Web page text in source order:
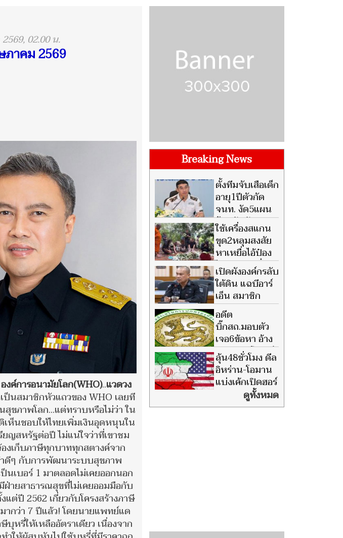
02.00 น.
ภาคม 2569
องค์การอนามัยโลก(WHO)..แวดวง
เป็นสมาชิกหัวแถวของ WHO เลยที
ขภาพโลก...แต่ทราบหรือไม่ว่า ใน
ห็นชอบให้ไทยเพิ่มเงินอุดหนุนใน
ยญสหรัฐต่อปี ไม่แน่ใจว่าที่เขาชม
งเก็บภาษีทุกบาททุกสตางค์จาก
ดีๆ กับการพัฒนาระบบสุขภาพ
นเบอร์ 1 มาตลอดไม่เคยออกนอก
ฝ่ายสาธารณสุขที่ไม่เคยออมมือกับ
ต่ปี 2562 เกี่ยวกับโครงสร้างภาษี
กว่า 7 ปีแล้ว! โดยนายแพทย์แด
หรี่ให้เหลืออัตราเดียว เนื่องจาก
Breaking News
ตั้งทีมจับเสือเด็ก
อายุ1ปีตัวกัด
จนท. งัด5แผน
ป้องกันภัย
ใช้เครื่องสแกน
ขุด2หลุมสงสัย
หาเหยื่อไอ้ป๋อง
ไม่เจอศพเพิ่ม
เปิดผังองค์กรลับ
ใต้ดิน แฉบีอาร์
เอ็น สมาชิก
กว่า1,800ราย
อดีต
บิ๊กสถ.มอบตัว
เจอ6ข้อหา อ้าง
ทำตาม‘ทีโออาร์’
ลุ้น48ชั่วโมง ดีล
อิหร่าน-โอมาน
แบ่งเค้กเปิดฮอร์
ดูทั้งหมด